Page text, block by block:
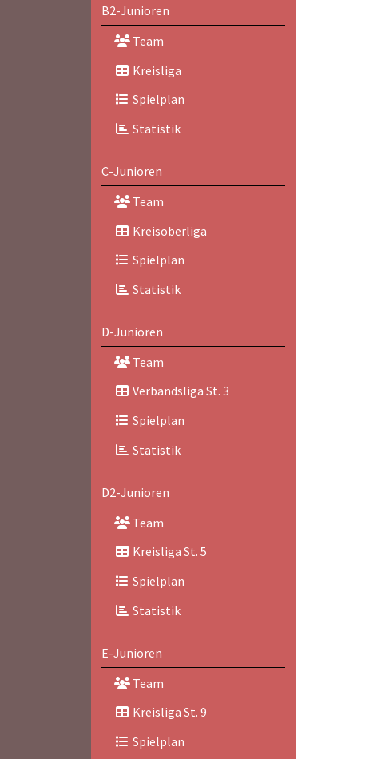
B2-Junioren
Team
Kreisliga
Spielplan
Statistik
C-Junioren
Team
Kreisoberliga
Spielplan
Statistik
D-Junioren
Team
Verbandsliga St. 3
Spielplan
Statistik
D2-Junioren
Team
Kreisliga St. 5
Spielplan
Statistik
E-Junioren
Team
Kreisliga St. 9
Spielplan